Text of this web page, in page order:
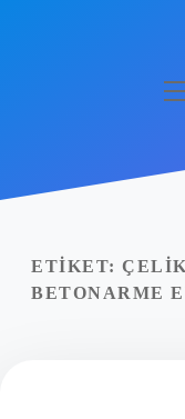
Yasal Uyarı
ETIKET:
BETONARME